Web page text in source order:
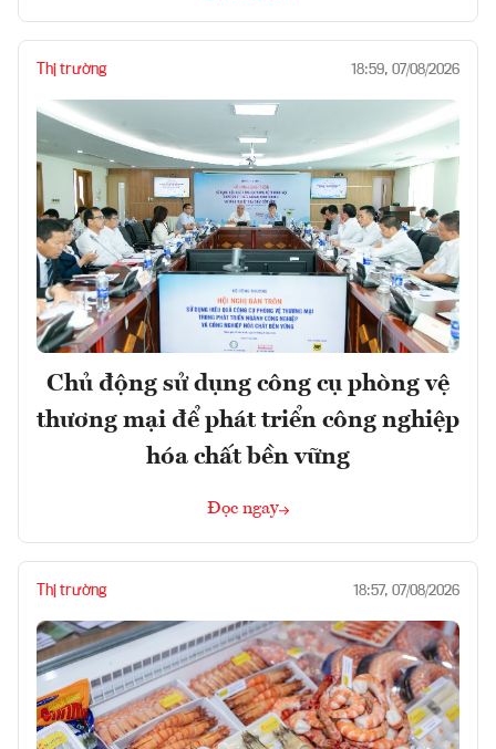
Thị trường 18:59, 07/08/2026
Chủ động sử dụng công cụ phòng vệ
thương mại để phát triển công nghiệp
hóa chất bền vững
Đọc ngay
Thị trường 18:57, 07/08/2026